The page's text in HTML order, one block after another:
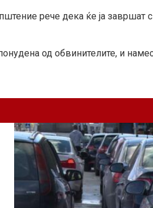
рече дека ќе ја завршат
од обвинителите, и